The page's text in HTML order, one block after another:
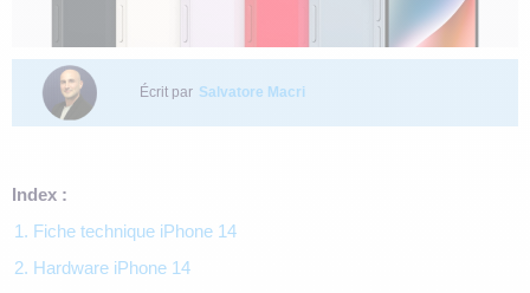
Écrit par Salvatore Macri
Index :
1. Fiche technique iPhone 14
2. Hardware iPhone 14